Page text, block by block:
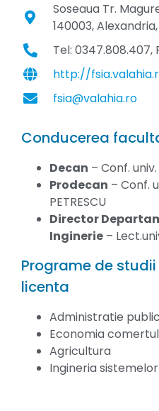
Soseaua Tr.
140003,
Tel: 0347.808.407,
http://
fsia@valahia.ro
Conducerea
Decan – Conf.
Prodecan – Conf.
PETRESCU
Director
Inginerie –
Programe de
licenta
Administratie
Economia
Agricultura
Ingineria